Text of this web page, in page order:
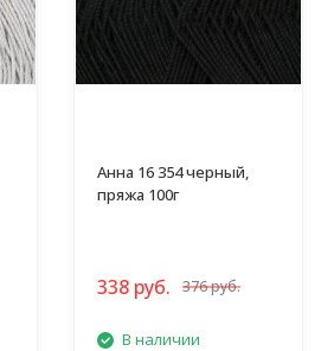
Анна 16 354 черный,
пряжа 100г
338 руб. 376 руб.
В наличии